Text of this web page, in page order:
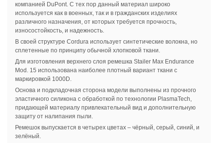
компанией DuPont. С тех пор данный материал широко
используется как в военных, так и в гражданских изделиях
различного назначения, от которых требуется прочность,
износостойкость, и надежность.
В своей структуре Cordura использует синтетические волокна, но
сплетенные по принципу обычной хлопковой ткани.
Для изготовления верхнего слоя ремешка Stailer Max Endurance
Mod. 15 использована наиболее плотный вариант ткани с
маркировкой 1000D.
Основа и подкладочная сторона модели выполнены из прочного
эластичного силикона с обработкой по технологии PlasmaTech,
придающей материалу привлекательный вид и дополнительную
защиту от налипания пыли.
Ремешок выпускается в четырех цветах – чёрный, серый, синий, и
зелёный.